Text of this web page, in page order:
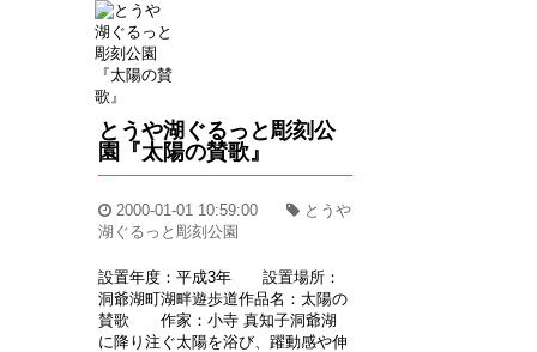
とうや湖ぐるっと彫刻公
園『太陽の賛歌』
2000-01-01 10:59:00
とうや
湖ぐるっと彫刻公園
設置年度：平成3年 設置場所：
洞爺湖町湖畔遊歩道作品名：太陽の
賛歌 作家：小寺 真知子洞爺湖
に降り注ぐ太陽を浴び、躍動感や伸